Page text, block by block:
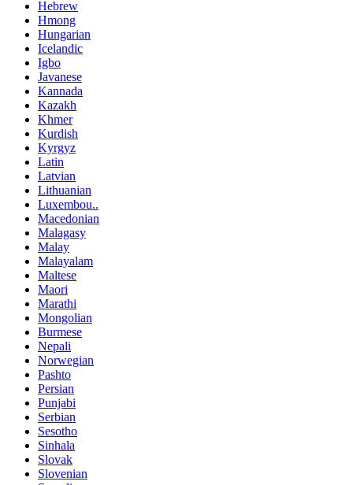
Hebrew
Hmong
Hungarian
Icelandic
Igbo
Javanese
Kannada
Kazakh
Khmer
Kurdish
Kyrgyz
Latin
Latvian
Lithuanian
Luxembou..
Macedonian
Malagasy
Malay
Malayalam
Maltese
Maori
Marathi
Mongolian
Burmese
Nepali
Norwegian
Pashto
Persian
Punjabi
Serbian
Sesotho
Sinhala
Slovak
Slovenian